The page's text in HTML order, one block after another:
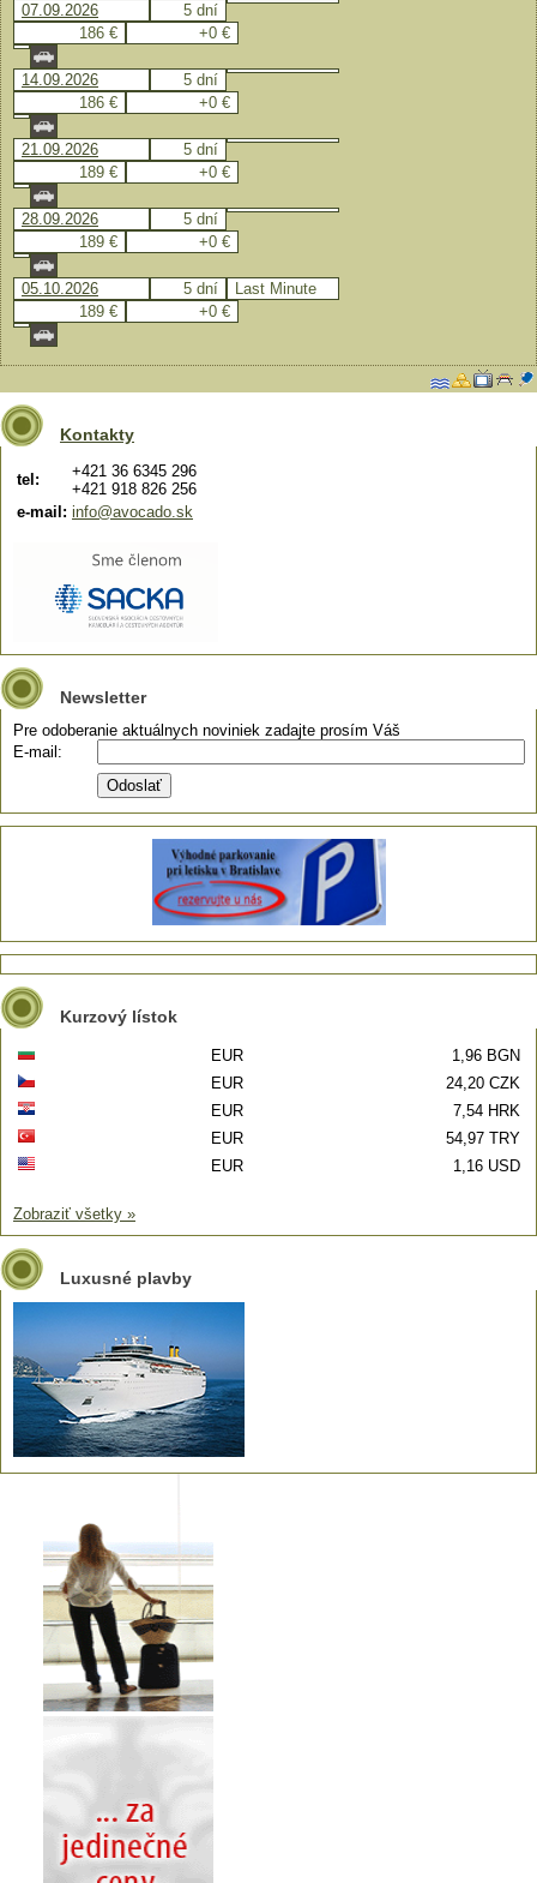
07.09.2026
5 dní
186 €
+0 €
14.09.2026
5 dní
186 €
+0 €
21.09.2026
5 dní
189 €
+0 €
28.09.2026
5 dní
189 €
+0 €
05.10.2026 5 dní
Last Minute
189 €
+0 €
Kontakty
tel:
+421 36 6345 296
+421 918 826 256
e-mail: info@avocado.sk
Newsletter
Pre odoberanie aktuálnych noviniek zadajte prosím Váš
E-mail:
Kurzový lístok
EUR
1,96 BGN
EUR
24,20 CZK
EUR
7,54 HRK
EUR
54,97 TRY
EUR
1,16 USD
Zobraziť všetky »
Luxusné plavby